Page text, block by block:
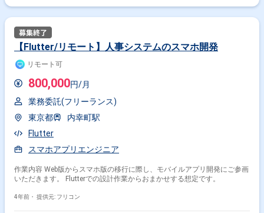
【Flutter/リモート】人事システムのスマホ開発
リモート可
800,000円/月
業務委託(フリーランス)
東京都
内幸町駅
Flutter
スマホアプリエンジニア
作業内容 Web版からスマホ版の移行に際し、モバイルアプリ開発にご参画
いただきます。 Flutterでの設計作業からおまかせする想定です。
4年前・ 提供元: フリコン